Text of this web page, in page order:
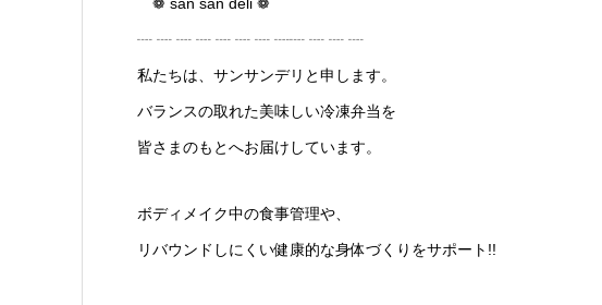
┈ ┈ ┈ ┈ ┈ ┈ ┈ ┈┈ ┈ ┈ ┈
私たちは、サンサンデリと申します。
バランスの取れた美味しい冷凍弁当を
皆さまのもとへお届けしています。
ボディメイク中の食事管理や、
リバウンドしにくい健康的な身体づくりをサポート!!